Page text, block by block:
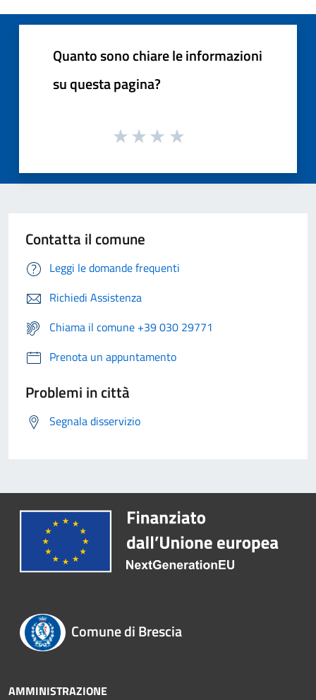
Quanto sono chiare le informazioni
su questa pagina?
Contatta il comune
Leggi le domande frequenti
Richiedi Assistenza
Chiama il comune +39 030 29771
Prenota un appuntamento
Problemi in città
Segnala disservizio
Comune di Brescia
AMMINISTRAZIONE